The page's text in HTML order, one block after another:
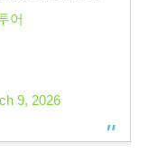
어
9, 2026